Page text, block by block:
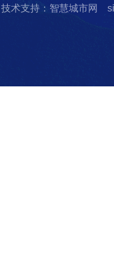
技术支持：智慧城市网